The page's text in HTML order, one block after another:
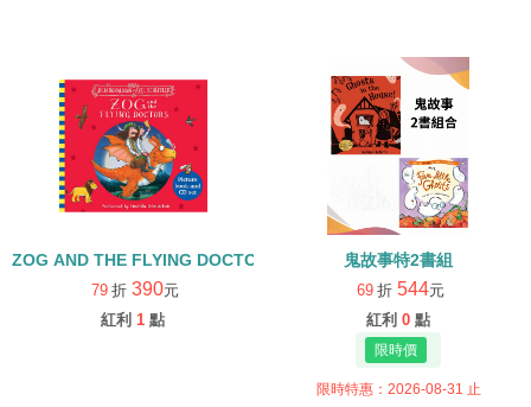
ZOG AND THE FLYING DOCTORS/英文繪本+CD
79 折 390元
紅利 1 點
鬼故事特2書組
69 折 544元
紅利 0 點
限時特惠：2026-08-31 止